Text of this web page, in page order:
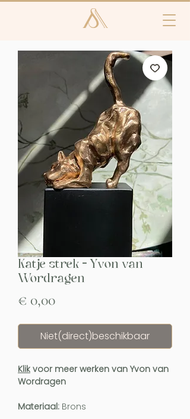
Katje strek - Yvon van
Wordragen
€ 0,00Prijs
Niet(direct)beschikbaar
Klik voor meer werken van Yvon van
Wordragen
Materiaal: Brons